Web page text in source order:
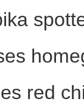
身“云上
red